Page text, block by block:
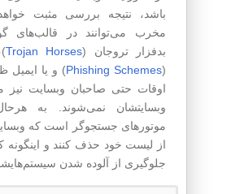
باشد، نتیجه بررسی مثبت
مخرب می‌توانند در قالب‌های
بدفزار تروجان (Trojan Horses
(
Phishing Schemes) و یا ایمیل
اوقات حتی صاحبان وبسایت
وبسایتشان نمی‌شوند. به
موتورهای جستجوگر است که
از لیست خود حذف کنند و اینگونه
جلوگیری از آلوده شدن